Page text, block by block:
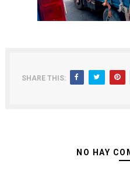
SHARE THIS:
NO HAY